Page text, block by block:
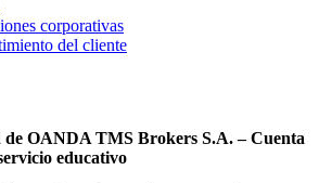
corporativas
del cliente
OANDA TMS Brokers S.A. – Cuenta
educativo